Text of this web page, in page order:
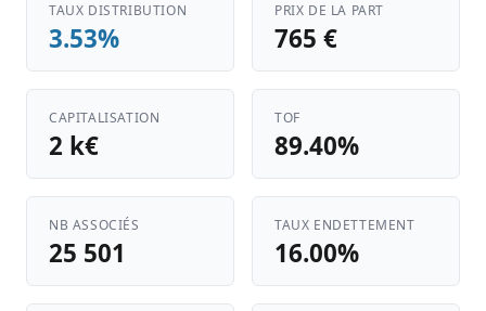
TAUX DISTRIBUTION
3.53%
PRIX DE LA PART
765 €
CAPITALISATION
2 k€
TOF
89.40%
NB ASSOCIÉS
25 501
TAUX ENDETTEMENT
16.00%